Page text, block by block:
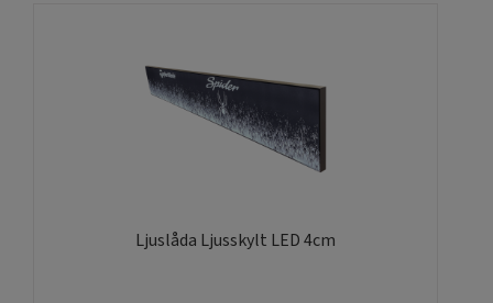
Ljuslåda Ljusskylt LED 4cm